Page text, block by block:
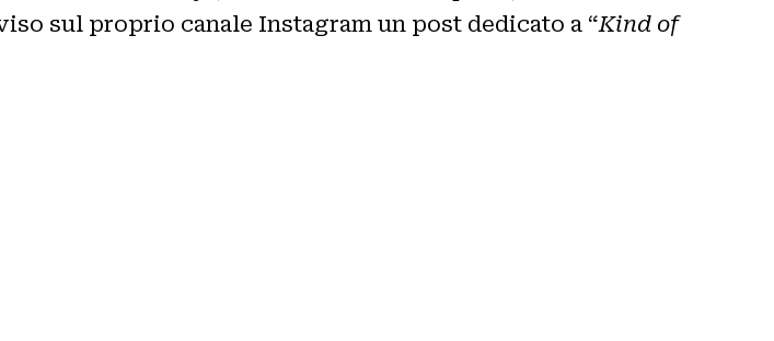
sul proprio canale Instagram un post dedicato a “Kind of